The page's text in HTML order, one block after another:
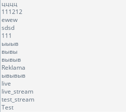
цццц
111212
ewew
sdsd
111
ыыыв
вывы
вывыв
Reklama
ывывыв
live
live_stream
test_stream
Test